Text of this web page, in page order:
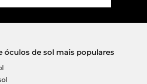
óculos de sol mais populares